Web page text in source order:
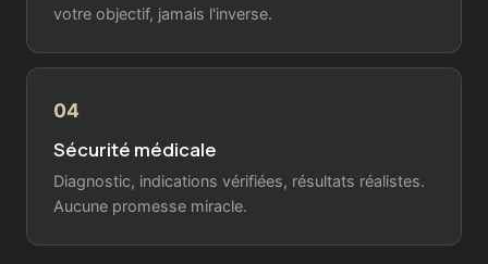
votre objectif, jamais l'inverse.
04
Sécurité médicale
Diagnostic, indications vérifiées, résultats réalistes.
Aucune promesse miracle.